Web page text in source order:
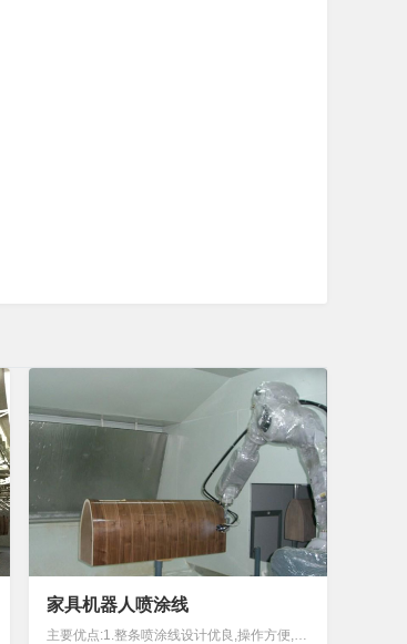
家具机器人喷涂线
主要优点:1.整条喷涂线设计优良,操作方便,外形美观,可参观性强2.整条喷涂线物流顺畅,各工位上下工件简单,检查容易3.自动化程度高,节约大量人工4.整条喷涂线运行平稳5.喷油线喷房水泵采用专用液下污泥泵，免维护型，不泄漏6.喷油线采用七吨...